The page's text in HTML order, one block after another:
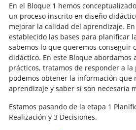
En el Bloque 1 hemos
un proceso inscrito en diseño
mejorar la calidad del aprendizaje.
establecido las bases para planificar
sabemos lo que queremos conseguir
didáctico. En este Bloque abordamos
prácticos, tratamos de responder a la
podemos obtener la información que
aprendizaje y saber si son necesaria
Estamos pasando de la etapa 1
Realización y 3 Decisiones.